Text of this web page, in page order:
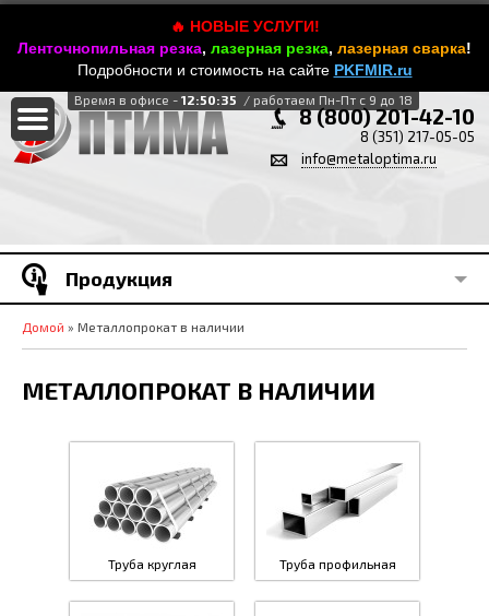
🔥 НОВЫЕ УСЛУГИ!
Ленточнопильная резка, лазерная резка, лазерная сварка!
Подробности и стоимость на сайте PKFMIR.ru
Время в офисе - 12:50:35 / работаем Пн-Пт с 9 до 18
8 (800) 201-42-10
8 (351) 217-05-05
info@metaloptima.ru
Продукция
Домой » Металлопрокат в наличии
МЕТАЛЛОПРОКАТ В НАЛИЧИИ
Труба круглая Труба профильная